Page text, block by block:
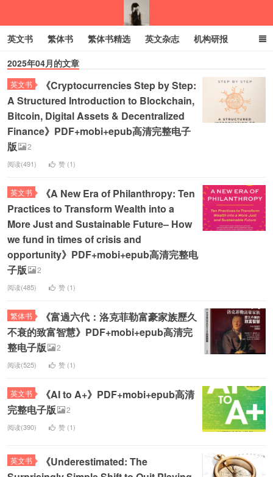
我的生活分享
英文书 繁体书 繁体书精选 英文杂志 机构研报
小语种 绝版书
2025年04月的文章
英文书
《Cryptocurrencies Step by Step:
A Structured Introduction to Blockchain,
Bitcoin, Digital Assets & Decentralized
Finance》PDF+mobi+epub高清完整电子
版
2
阅读(491) 赞 (1)
英文书
《A New Era of Philanthropy: Ten
Practices to Transform Wealth into a
More Just and Sustainable Future– How
we fund in times of crisis and
opportunity》PDF+mobi+epub高清完整电
子版
2
阅读(485) 赞 (1)
繁体书
《富過六代：洛克菲勒富豪家族歷久
不衰的致富智慧》PDF+mobi+epub高清完
整电子版
2
阅读(525) 赞 (1)
英文书
《AI to A+》PDF+mobi+epub高清
完整电子版
2
阅读(390) 赞 (1)
英文书
《Underestimated: The